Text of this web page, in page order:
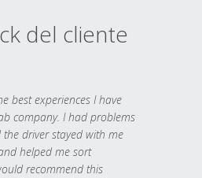
del cliente
best experiences I have
company. I had problems
driver stayed with me
helped me sort
recommend this